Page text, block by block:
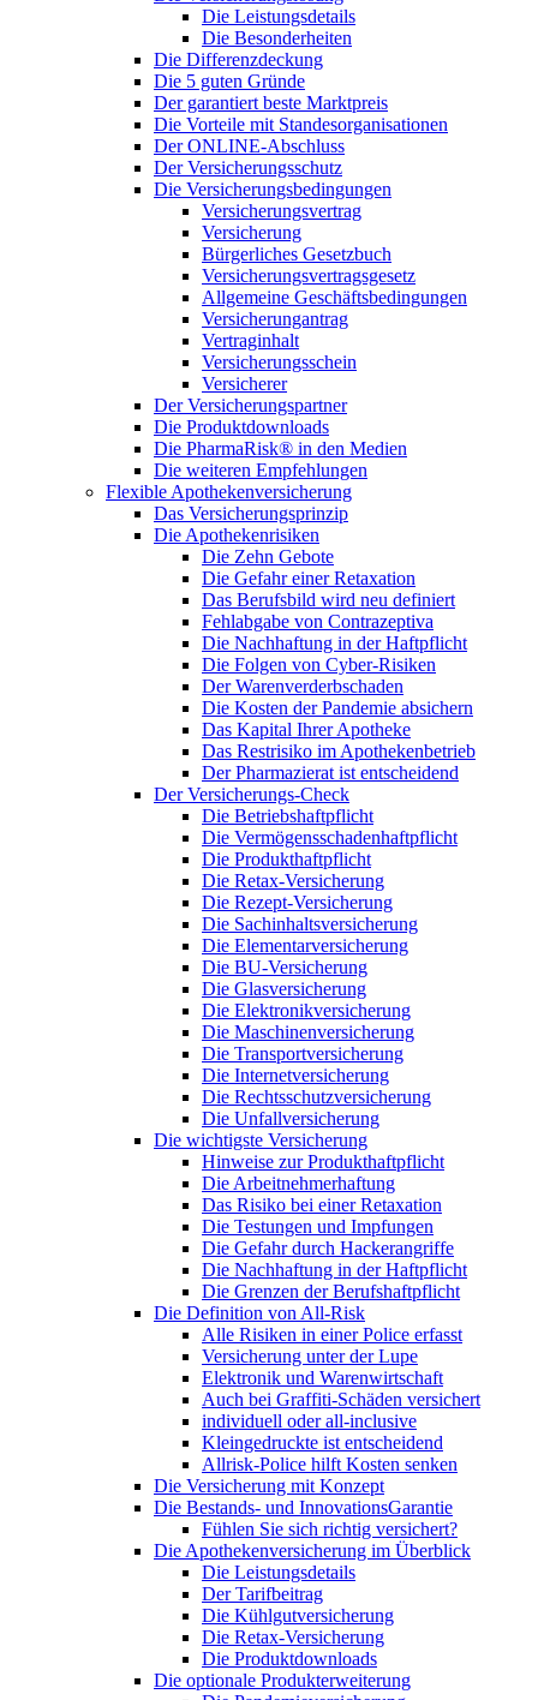
Die Leistungsdetails
Die Besonderheiten
Die Differenzdeckung
Die 5 guten Gründe
Der garantiert beste Marktpreis
Die Vorteile mit Standesorganisationen
Der ONLINE-Abschluss
Der Versicherungsschutz
Die Versicherungsbedingungen
Versicherungsvertrag
Versicherung
Bürgerliches Gesetzbuch
Versicherungsvertragsgesetz
Allgemeine Geschäftsbedingungen
Versicherungantrag
Vertraginhalt
Versicherungsschein
Versicherer
Der Versicherungspartner
Die Produktdownloads
Die PharmaRisk® in den Medien
Die weiteren Empfehlungen
Flexible Apothekenversicherung
Das Versicherungsprinzip
Die Apothekenrisiken
Die Zehn Gebote
Die Gefahr einer Retaxation
Das Berufsbild wird neu definiert
Fehlabgabe von Contrazeptiva
Die Nachhaftung in der Haftpflicht
Die Folgen von Cyber-Risiken
Der Warenverderbschaden
Die Kosten der Pandemie absichern
Das Kapital Ihrer Apotheke
Das Restrisiko im Apothekenbetrieb
Der Pharmazierat ist entscheidend
Der Versicherungs-Check
Die Betriebshaftpflicht
Die Vermögensschadenhaftpflicht
Die Produkthaftpflicht
Die Retax-Versicherung
Die Rezept-Versicherung
Die Sachinhaltsversicherung
Die Elementarversicherung
Die BU-Versicherung
Die Glasversicherung
Die Elektronikversicherung
Die Maschinenversicherung
Die Transportversicherung
Die Internetversicherung
Die Rechtsschutzversicherung
Die Unfallversicherung
Die wichtigste Versicherung
Hinweise zur Produkthaftpflicht
Die Arbeitnehmerhaftung
Das Risiko bei einer Retaxation
Die Testungen und Impfungen
Die Gefahr durch Hackerangriffe
Die Nachhaftung in der Haftpflicht
Die Grenzen der Berufshaftpflicht
Die Definition von All-Risk
Alle Risiken in einer Police erfasst
Versicherung unter der Lupe
Elektronik und Warenwirtschaft
Auch bei Graffiti-Schäden versichert
individuell oder all-inclusive
Kleingedruckte ist entscheidend
Allrisk-Police hilft Kosten senken
Die Versicherung mit Konzept
Die Bestands- und InnovationsGarantie
Fühlen Sie sich richtig versichert?
Die Apothekenversicherung im Überblick
Die Leistungsdetails
Der Tarifbeitrag
Die Kühlgutversicherung
Die Retax-Versicherung
Die Produktdownloads
Die optionale Produkterweiterung